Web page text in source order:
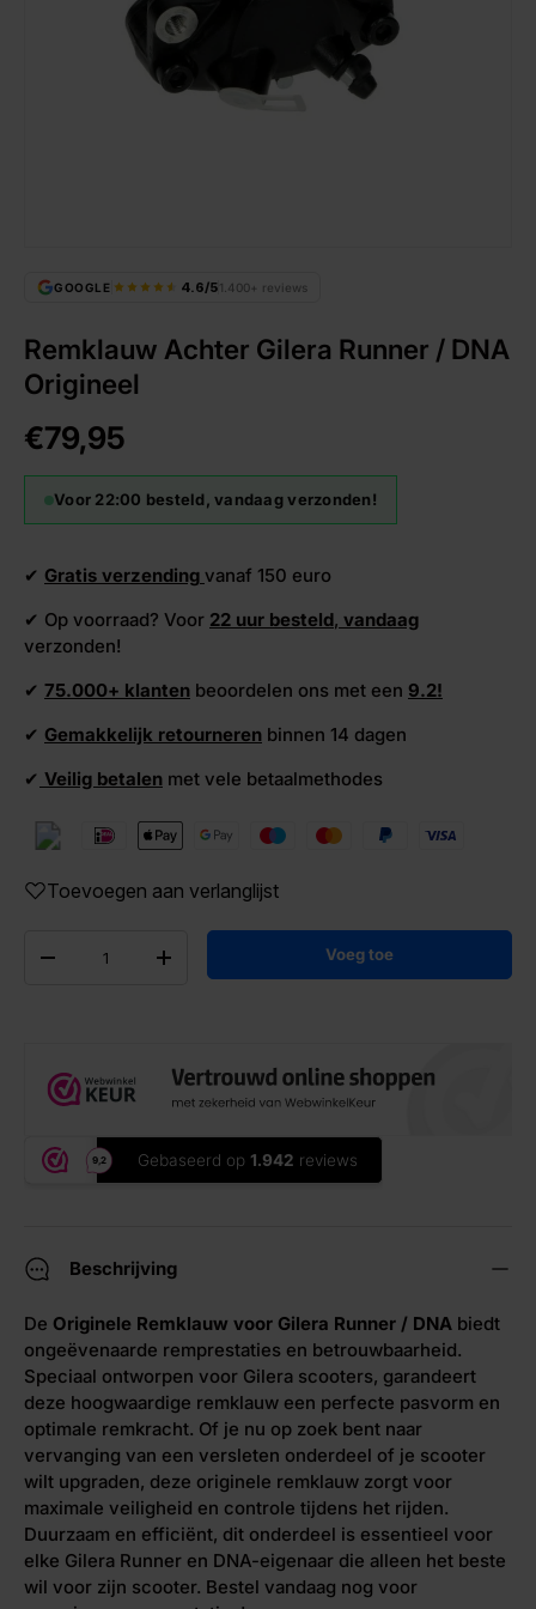
GOOGLE 4.6/51.400+ reviews
Remklauw Achter Gilera Runner / DNA
Origineel
€79,95
Voor 22:00 besteld, vandaag verzonden!
✔ Gratis verzending vanaf 150 euro
✔ Op voorraad? Voor 22 uur besteld, vandaag
verzonden!
✔ 75.000+ klanten beoordelen ons met een 9.2!
✔ Gemakkelijk retourneren binnen 14 dagen
✔ Veilig betalen met vele betaalmethodes
Toevoegen aan verlanglijst
-
+
Voeg toe
Beschrijving
De Originele Remklauw voor Gilera Runner / DNA biedt
ongeëvenaarde remprestaties en betrouwbaarheid.
Speciaal ontworpen voor Gilera scooters, garandeert
deze hoogwaardige remklauw een perfecte pasvorm en
optimale remkracht. Of je nu op zoek bent naar
vervanging van een versleten onderdeel of je scooter
wilt upgraden, deze originele remklauw zorgt voor
maximale veiligheid en controle tijdens het rijden.
Duurzaam en efficiënt, dit onderdeel is essentieel voor
elke Gilera Runner en DNA-eigenaar die alleen het beste
wil voor zijn scooter. Bestel vandaag nog voor